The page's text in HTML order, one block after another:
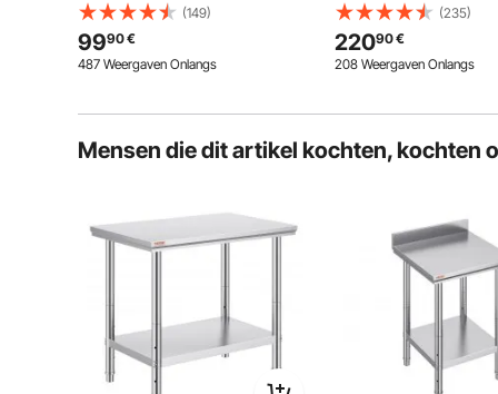
Handwasbak, Spoelbak voor
Restaurant, Keuken, Bar, Garage en
Huis
(149)
9990€
487 Weergaven Onlangs
spoelbak Keukenspoelbak
Vrijstaande spoelbak
(235)
22090€
208 Weergaven Onlangs
Mensen die dit artikel kochten, kochten